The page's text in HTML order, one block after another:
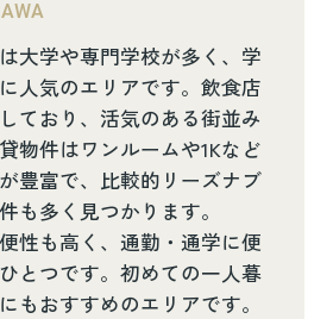
大学や専門学校が多く、学
人気のエリアです。飲食店
ており、活気のある街並み
物件はワンルームや1Kなど
豊富で、比較的リーズナブ
も多く見つかります。
性も高く、通勤・通学に便
とつです。初めての一人暮
もおすすめのエリアです。